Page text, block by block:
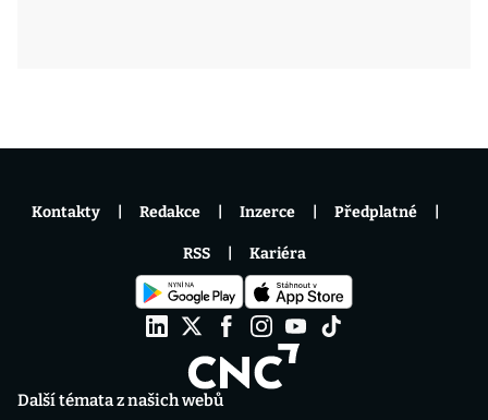
Další témata z našich webů
Kontakty Redakce Inzerce Předplatné
RSS Kariéra